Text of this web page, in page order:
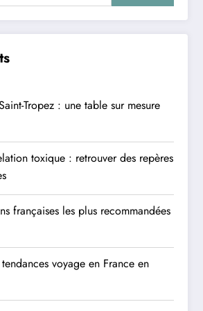
Tropez : une table sur mesure
toxique : retrouver des repères
françaises les plus recommandées
voyage en France en